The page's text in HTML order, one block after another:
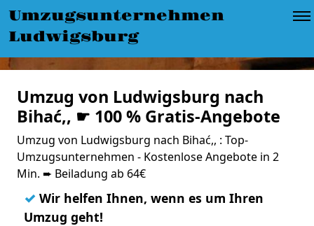
Umzugsunternehmen
Ludwigsburg
Umzug von Ludwigsburg nach
Bihać,, ☛ 100 % Gratis-Angebote
Umzug von Ludwigsburg nach Bihać,, : Top-
Umzugsunternehmen - Kostenlose Angebote in 2
Min. ➨ Beiladung ab 64€
✓ Wir helfen Ihnen, wenn es um Ihren
Umzug geht!